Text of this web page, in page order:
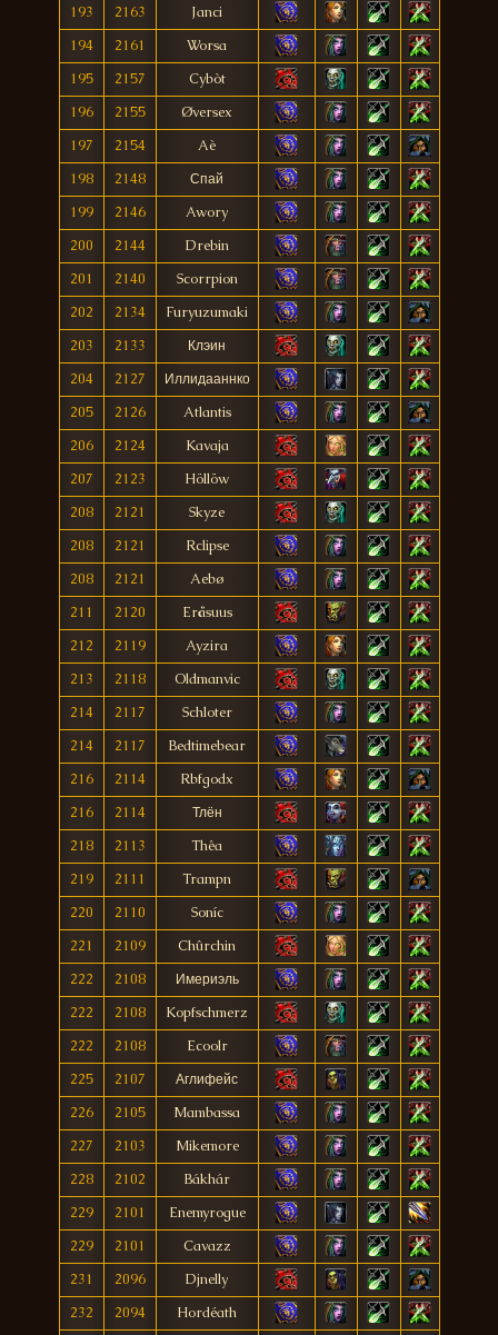
193 2163
Janci
194
2161
Worsa
195
2157
Cybòt
196
2155
Øversex
197
2154
Aè
198
2148
Спай
199
2146
Awory
200
2144
Drebin
201
2140
Scorrpion
202
2134
Furyuzumaki
203
2133
Клэин
204
2127
Иллидааннко
205
2126
Atlantis
206
2124
Kavaja
207
2123
Höllöw
208
2121
Skyze
208
2121
Rclipse
208
2121
Aebø
211
2120
Eråsuus
212
2119
Ayzira
213
2118
Oldmanvic
214
2117
Schloter
214
2117
Bedtimebear
216
2114
Rbfgodx
216
2114
Тлён
218
2113
Thêa
219
2111
Trampn
220
2110
Soníc
221
2109
Chûrchin
222
2108
Имериэль
222
2108
Kopfschmerz
222
2108
Ecoolr
225
2107
Аглифейс
226
2105
Mambassa
227
2103
Mikemore
228
2102
Bákhár
229
2101
Enemyrogue
229
2101
Cavazz
231
2096
Djnelly
232
2094
Hordéath